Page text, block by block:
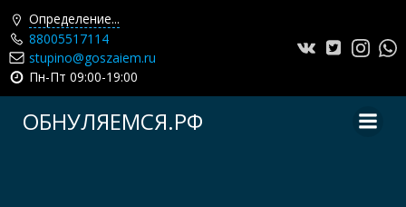
Определение...
88005517114
stupino@goszaiem.ru
Пн-Пт 09:00-19:00
ОБНУЛЯЕМСЯ.РФ